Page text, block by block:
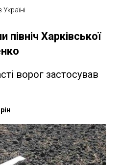
Україні
Харківської
ворог застосував